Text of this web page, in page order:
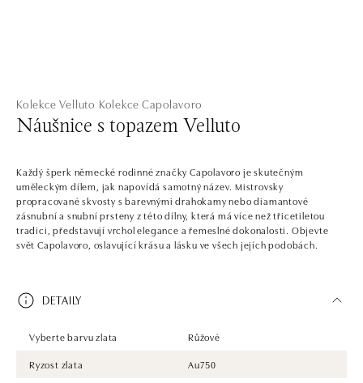
Kolekce Velluto Kolekce Capolavoro
Náušnice s topazem Velluto
Každý šperk německé rodinné značky Capolavoro je skutečným
uměleckým dílem, jak napovídá samotný název. Mistrovsky
propracované skvosty s barevnými drahokamy nebo diamantové
zásnubní a snubní prsteny z této dílny, která má více než třicetiletou
tradici, představují vrchol elegance a řemeslné dokonalosti. Objevte
svět Capolavoro, oslavující krásu a lásku ve všech jejích podobách.
DETAILY
Vyberte barvu zlata
Růžové
Ryzost zlata
Au750